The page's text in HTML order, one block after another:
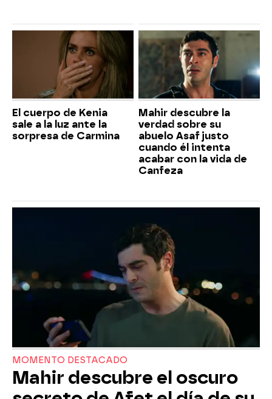
El cuerpo de Kenia
sale a la luz ante la
sorpresa de Carmina
Mahir descubre la
verdad sobre su
abuelo Asaf justo
cuando él intenta
acabar con la vida de
Canfeza
MOMENTO DESTACADO
Mahir descubre el oscuro